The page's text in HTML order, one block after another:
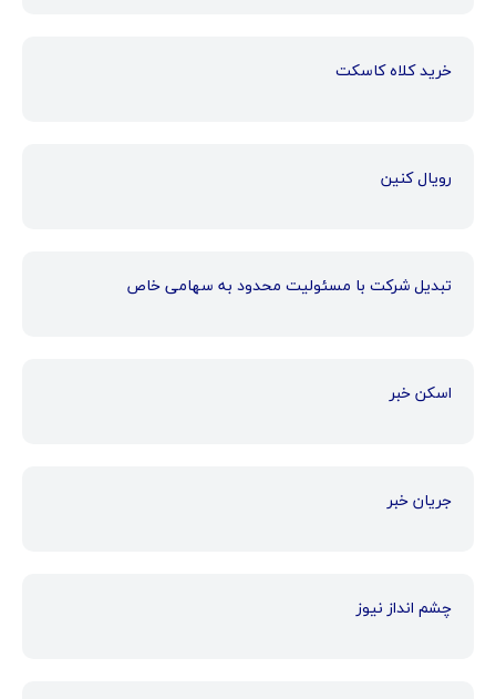
خرید کلاه کاسکت
رویال کنین
تبدیل شرکت با مسئولیت محدود به سهامی خاص
اسکن خبر
جریان خبر
چشم انداز نیوز